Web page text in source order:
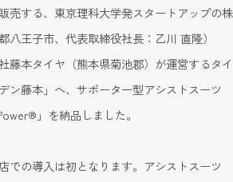
売する、東京理科大学発スタートアップの株
八王子市、代表取締役社長：乙川 直隆）
藤本タイヤ（熊本県菊池郡）が運営するタイ
ン藤本」へ、サポーター型アシストスーツ
」を納品しました。
での導入は初となります。アシストスーツ